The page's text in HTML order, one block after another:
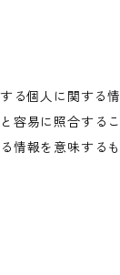
る個人に関する情
容易に照合するこ
情報を意味するも